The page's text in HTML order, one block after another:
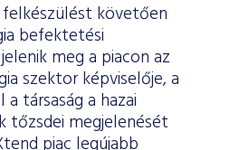
felkészülést követően
befektetési
meg a piacon az
szektor képviselője, a
társaság a hazai
tőzsdei megjelenését
piac legújabb